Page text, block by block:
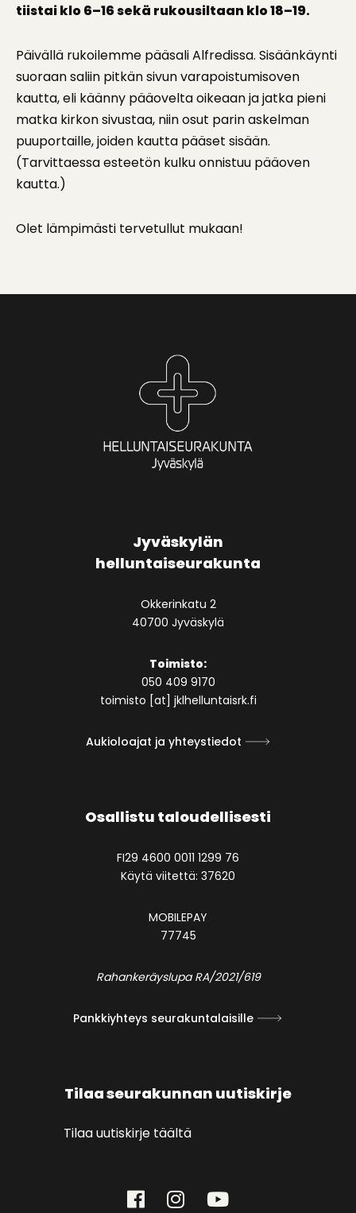
tiistai klo 6–16 sekä rukousiltaan klo 18–19.
Päivällä rukoilemme pääsali Alfredissa. Sisäänkäynti
suoraan saliin pitkän sivun varapoistumisoven
kautta, eli käänny pääovelta oikeaan ja jatka pieni
matka kirkon sivustaa, niin osut parin askelman
puuportaille, joiden kautta pääset sisään.
(Tarvittaessa esteetön kulku onnistuu pääoven
kautta.)
Olet lämpimästi tervetullut mukaan!
Jyväskylän
helluntaiseurakunta
Okkerinkatu 2
40700 Jyväskylä
Toimisto:
050 409 9170
toimisto [at] jklhelluntaisrk.fi
Aukioloajat ja yhteystiedot
Osallistu taloudellisesti
FI29 4600 0011 1299 76
Käytä viitettä: 37620
MOBILEPAY
77745
Rahankeräyslupa RA/2021/619
Pankkiyhteys seurakuntalaisille
Tilaa seurakunnan uutiskirje
Tilaa uutiskirje täältä